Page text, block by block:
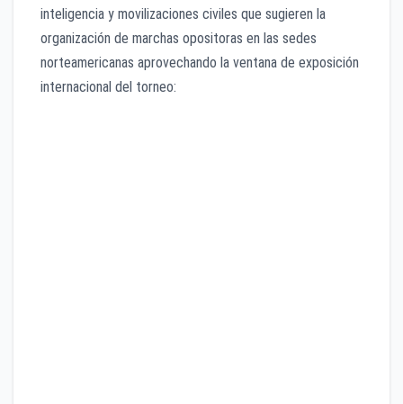
inteligencia y movilizaciones civiles que sugieren la
organización de marchas opositoras en las sedes
norteamericanas aprovechando la ventana de exposición
internacional del torneo: